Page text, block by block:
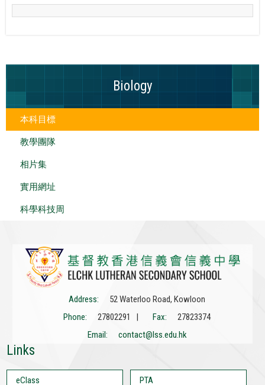
Biology
本科目標
教學團隊
相片集
實用網址
科學科技周
Address:
52 Waterloo Road, Kowloon
Phone:
27802291 | Fax:
27823374
Email:
contact@lss.edu.hk
Links
eClass PTA